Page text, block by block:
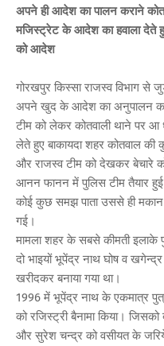
अपने ही आदेश का पालन कराने
मजिस्ट्रेट के आदेश का हवाला देते
को आदेश
गोरखपुर किस्सा राजस्व विभाग से
अपने खुद के आदेश का अनुपालन
टीम को लेकर कोतवाली थाने पर
लेते हुए बाकायदा शहर कोतवाल की
और राजस्व टीम को देखकर बेचारे
आनन फानन में पुलिस टीम तैयार
कोई कुछ समझ पाता उससे ही मकान
गई।
मामला शहर के सबसे कीमती इलाके
दो भाइयों भूपेंद्र नाथ घोष व खगेन्द्र
खरीदकर बनाया गया था।
1996 में भूपेंद्र नाथ के एकमात्र
को रजिस्ट्री बैनामा किया।
और सुरेश चन्द्र को वसीयत के जरिये